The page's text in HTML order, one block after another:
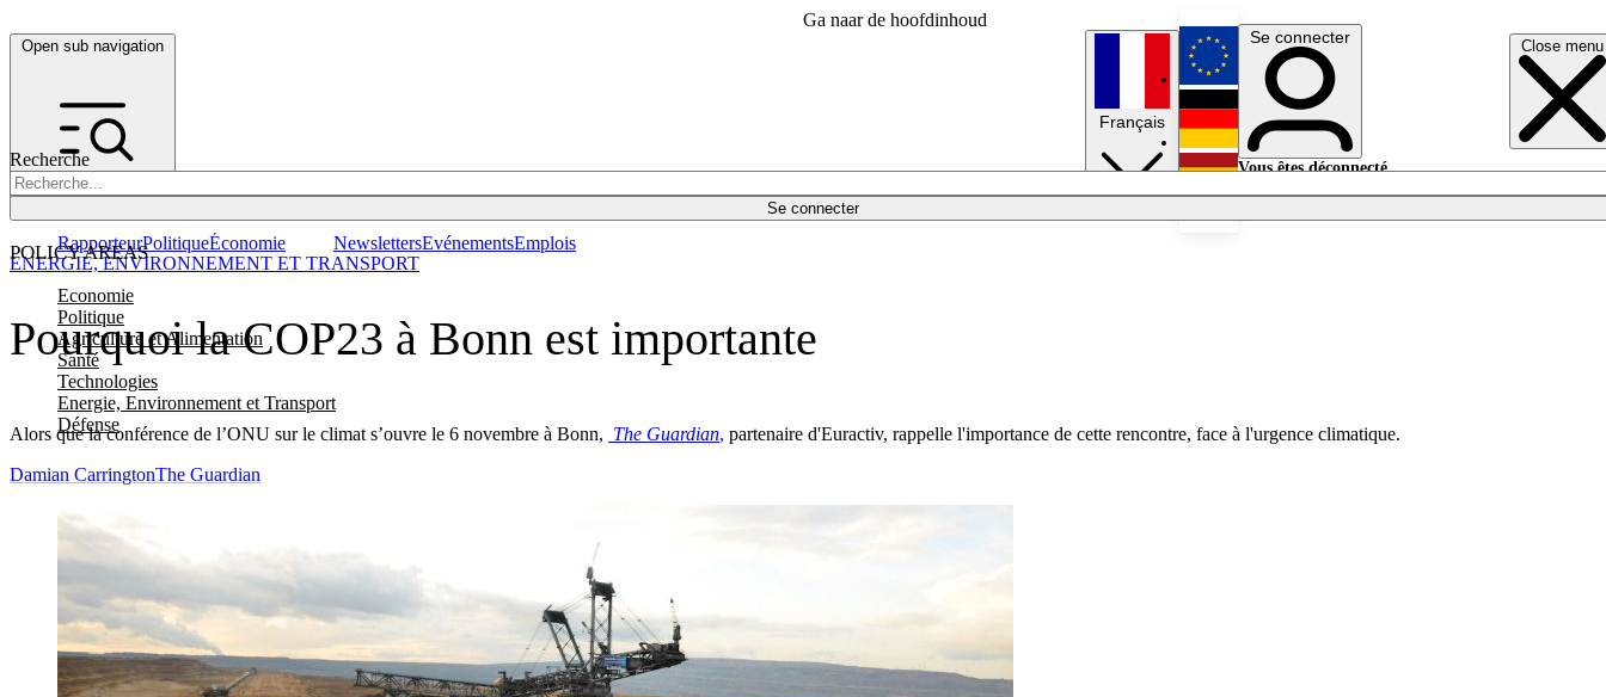
Ga naar de hoofdinhoud
Open sub navigation Close menu
Recherche
Se connecter
POLICY AREAS
Economie
Politique
Agriculture et Alimentation
Santé
Technologies
Energie, Environnement et Transport
Défense
RapporteurPolitiqueÉconomie NewslettersEvénementsEmplois
Français
English
Deutsch
Se connecter
Vous êtes déconnecté.
Pourquoi la COP23 à Bonn est importante
Alors que la conférence de l’ONU sur le climat s’ouvre le 6 novembre à Bonn, The Guardian, partenaire d'Euractiv, rappelle l'importance de cette rencontre, face à l'urgence climatique.
ENERGIE, ENVIRONNEMENT ET TRANSPORT
Damian CarringtonThe Guardian